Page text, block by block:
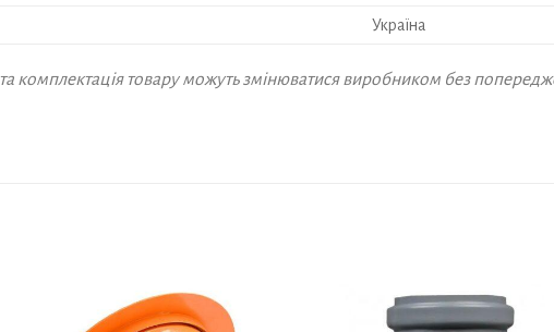
Україна
та комплектація товару можуть змінюватися виробником без